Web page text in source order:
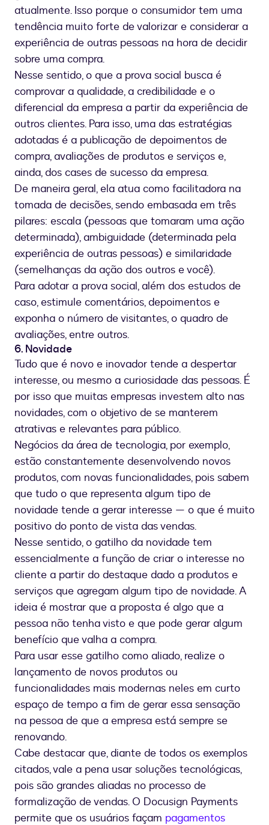
atualmente. Isso porque o consumidor tem uma
tendência muito forte de valorizar e considerar a
experiência de outras pessoas na hora de decidir
sobre uma compra.
Nesse sentido, o que a prova social busca é
comprovar a qualidade, a credibilidade e o
diferencial da empresa a partir da experiência de
outros clientes. Para isso, uma das estratégias
adotadas é a publicação de depoimentos de
compra, avaliações de produtos e serviços e,
ainda, dos cases de sucesso da empresa.
De maneira geral, ela atua como facilitadora na
tomada de decisões, sendo embasada em três
pilares: escala (pessoas que tomaram uma ação
determinada), ambiguidade (determinada pela
experiência de outras pessoas) e similaridade
(semelhanças da ação dos outros e você).
Para adotar a prova social, além dos estudos de
caso, estimule comentários, depoimentos e
exponha o número de visitantes, o quadro de
avaliações, entre outros.
6. Novidade
Tudo que é novo e inovador tende a despertar
interesse, ou mesmo a curiosidade das pessoas. É
por isso que muitas empresas investem alto nas
novidades, com o objetivo de se manterem
atrativas e relevantes para público.
Negócios da área de tecnologia, por exemplo,
estão constantemente desenvolvendo novos
produtos, com novas funcionalidades, pois sabem
que tudo o que representa algum tipo de
novidade tende a gerar interesse — o que é muito
positivo do ponto de vista das vendas.
Nesse sentido, o gatilho da novidade tem
essencialmente a função de criar o interesse no
cliente a partir do destaque dado a produtos e
serviços que agregam algum tipo de novidade. A
ideia é mostrar que a proposta é algo que a
pessoa não tenha visto e que pode gerar algum
benefício que valha a compra.
Para usar esse gatilho como aliado, realize o
lançamento de novos produtos ou
funcionalidades mais modernas neles em curto
espaço de tempo a fim de gerar essa sensação
na pessoa de que a empresa está sempre se
renovando.
Cabe destacar que, diante de todos os exemplos
citados, vale a pena usar soluções tecnológicas,
pois são grandes aliadas no processo de
formalização de vendas. O Docusign Payments
permite que os usuários façam pagamentos